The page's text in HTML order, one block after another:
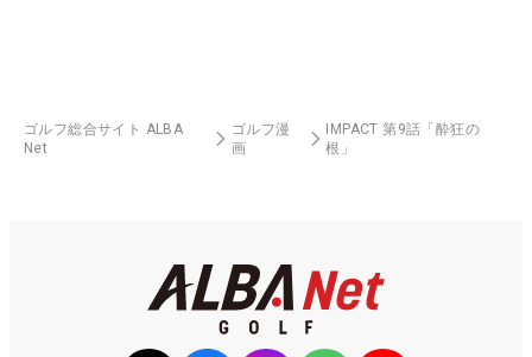
ゴルフ総合サイト ALBA
Net
ゴルフ漫
画
IMPACT 第9話「酔狂の
根」